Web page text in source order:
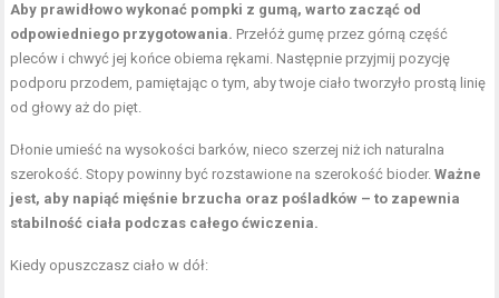
Aby prawidłowo wykonać pompki z gumą, warto zacząć od
odpowiedniego przygotowania. Przełóż gumę przez górną część
pleców i chwyć jej końce obiema rękami. Następnie przyjmij pozycję
podporu przodem, pamiętając o tym, aby twoje ciało tworzyło prostą linię
od głowy aż do pięt.
Dłonie umieść na wysokości barków, nieco szerzej niż ich naturalna
szerokość. Stopy powinny być rozstawione na szerokość bioder.Ważne
jest, aby napiąć mięśnie brzucha oraz pośladków – to zapewnia
stabilność ciała podczas całego ćwiczenia.
Kiedy opuszczasz ciało w dół: